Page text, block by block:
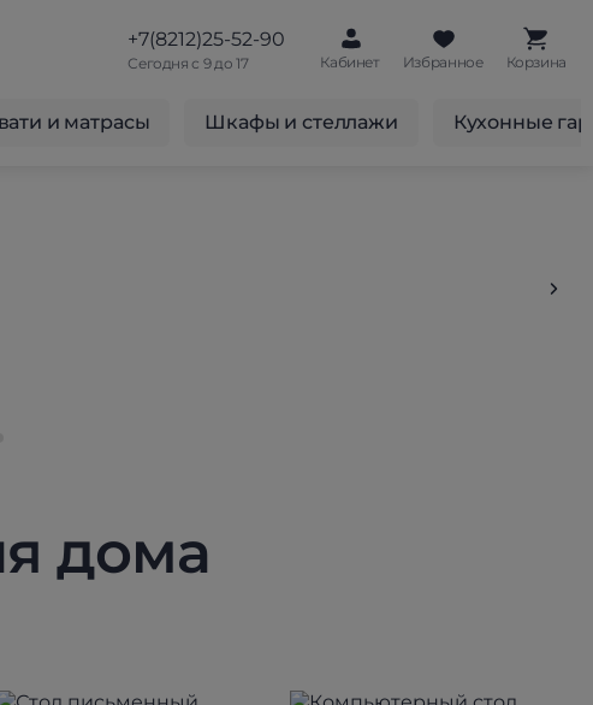
+7(8212)25-52-90
Сегодня с 9 до 17 Кабинет Избранное Корзина
и матрасы Шкафы и стеллажи Кухонные
дома